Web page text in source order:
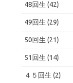
48回生 (42)
49回生 (29)
50回生 (21)
51回生 (14)
４５回生 (2)